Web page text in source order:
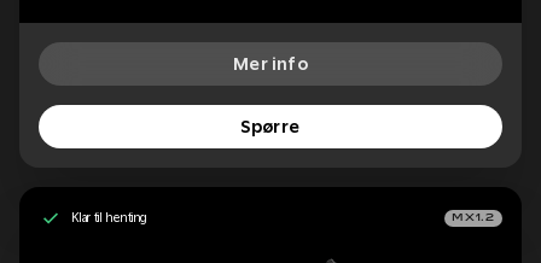
Mer info
Spørre
Klar til henting MX1.2